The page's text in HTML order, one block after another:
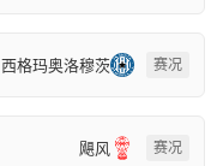
西格玛奥洛穆茨 赛况
飓风 赛况